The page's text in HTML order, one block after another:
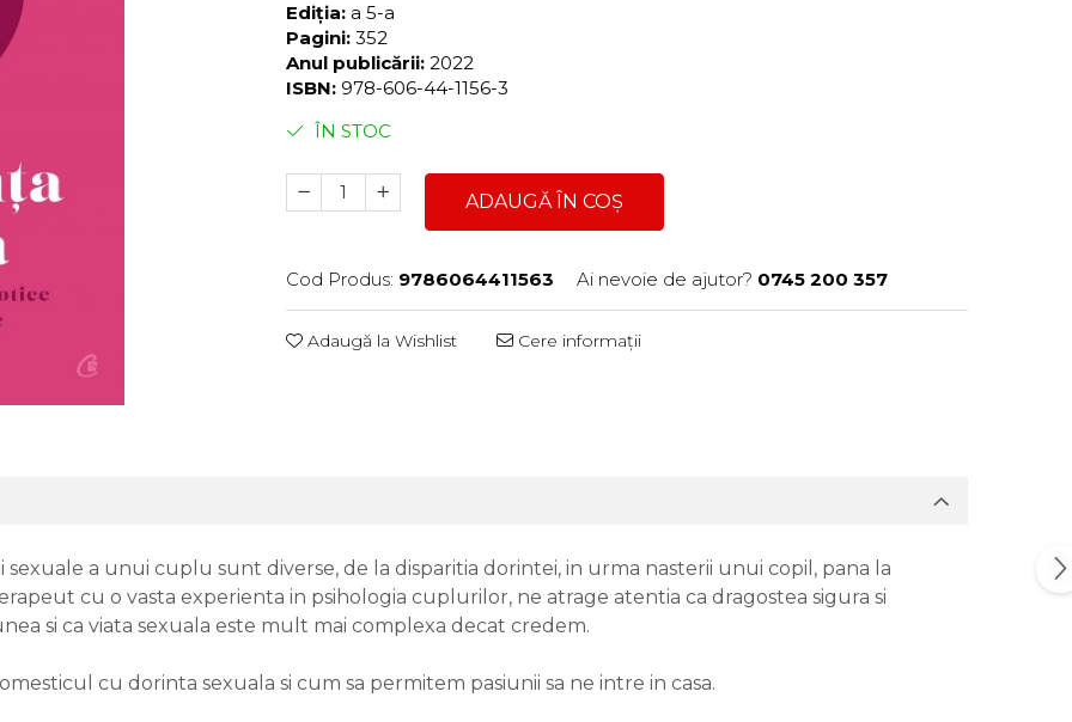
Ediția: a 5-a
Pagini: 352
Anul publicării: 2022
ISBN: 978-606-44-1156-3
ÎN STOC
ADAUGĂ ÎN COȘ
Cod Produs: 9786064411563 Ai nevoie de ajutor? 0745 200 357
Adaugă la Wishlist Cere informații
a unui cuplu sunt diverse, de la disparitia dorintei, in urma nasterii unui copil, pana la
cu o vasta experienta in psihologia cuplurilor, ne atrage atentia ca dragostea sigura si
si ca viata sexuala este mult mai complexa decat credem.
cu dorinta sexuala si cum sa permitem pasiunii sa ne intre in casa.